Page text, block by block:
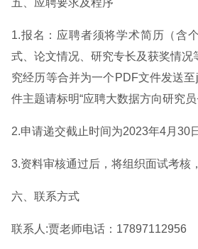
五、应聘要求及程序
1.报名：应聘者须将学术简历（含
式、论文情况、研究专长及获奖情况
究经历等合并为一个PDF文件发送
件主题请标明“应聘大数据方向研究员
2.申请递交截止时间为2023年4月30
3.资料审核通过后，将组织面试考核
六、联系方式
联系人:贾老师电话：17897112956